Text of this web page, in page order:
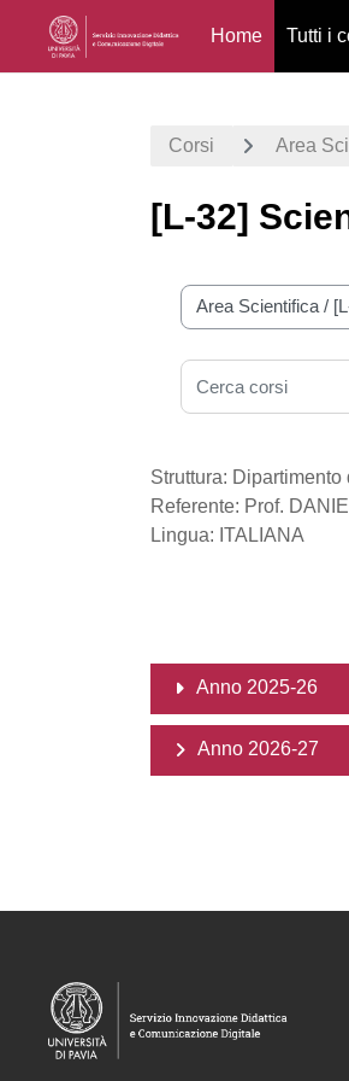
Home Tutti i
Corsi Area
[L-32]
Categorie di corso
Cerca corsi
Struttura:
Referente: Prof.
Lingua: ITALIANA
Anno 2025-26
Anno 2026-27